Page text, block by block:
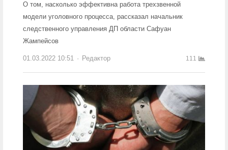
О том, насколько эффективна работа трехзвенной
модели уголовного процесса, рассказал начальник
следственного управления ДП области Сафуан
Жампейсов
01.03.2022 10:51 Author
Редактор 111